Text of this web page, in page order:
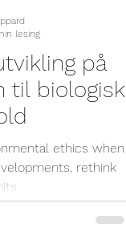
på
til biologisk
ethics when
rethink
lesing